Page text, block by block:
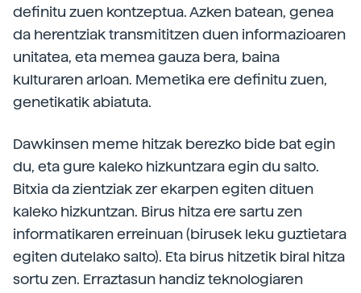
definitu zuen kontzeptua. Azken batean, genea
da herentziak transmititzen duen informazioaren
unitatea, eta memea gauza bera, baina
kulturaren arloan. Memetika ere definitu zuen,
genetikatik abiatuta.
Dawkinsen meme hitzak berezko bide bat egin
du, eta gure kaleko hizkuntzara egin du salto.
Bitxia da zientziak zer ekarpen egiten dituen
kaleko hizkuntzan. Birus hitza ere sartu zen
informatikaren erreinuan (birusek leku guztietara
egiten dutelako salto). Eta birus hitzetik biral hitza
sortu zen. Erraztasun handiz teknologiaren